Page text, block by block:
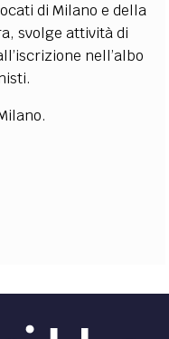
di Milano e della
svolge attività di
nell’albo